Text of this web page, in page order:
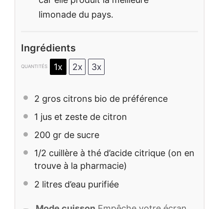
limonade du pays.
Ingrédients
QUANTITÉS 1x 2x 3x
2 gros citrons bio de préférence
1 jus et zeste de citron
200 gr de sucre
1/2 cuillère à thé d’acide citrique (on en
trouve à la pharmacie)
2 litres d’eau purifiée